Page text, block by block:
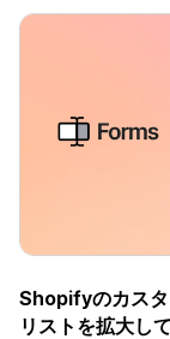
Shopifyのカスタ
リストを拡大し